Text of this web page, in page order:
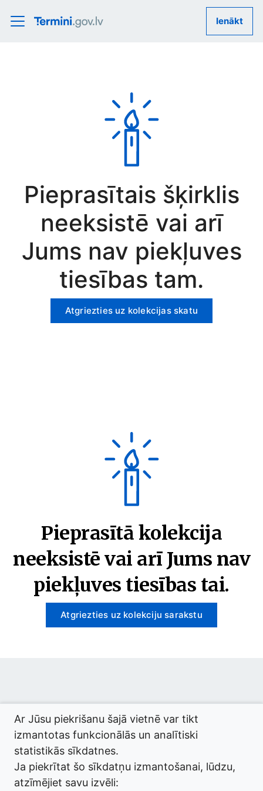
Ienākt
Pieprasītais šķirklis
neeksistē vai arī
Jums nav piekļuves
tiesības tam.
Atgriezties uz kolekcijas skatu
Pieprasītā kolekcija
neeksistē vai arī Jums nav
piekļuves tiesības tai.
Atgriezties uz kolekciju sarakstu
© 2026 termini.gov.lv. Izstrādātājs:Tilde.
Ar Jūsu piekrišanu šajā vietnē var tikt
izmantotas funkcionālās un analītiski
statistikās sīkdatnes.
Ja piekrītat šo sīkdatņu izmantošanai, lūdzu,
atzīmējiet savu izvēli: